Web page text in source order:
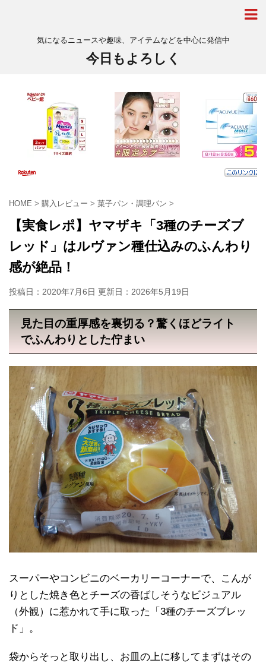
気になるニュースや趣味、アイテムなどを中心に発信中
今日もよろしく
HOME > 購入レビュー > 菓子パン・調理パン >
【実食レポ】ヤマザキ「3種のチーズブ
レッド」はルヴァン種仕込みのふんわり
感が絶品！
投稿日：2020年7月6日 更新日： 2026年5月19日
見た目の重厚感を裏切る？驚くほどライト
でふんわりとした佇まい
スーパーやコンビニのベーカリーコーナーで、こんが
りとした焼き色とチーズの香ばしそうなビジュアル
（外観）に惹かれて手に取った「3種のチーズブレッ
ド」。
袋からそっと取り出し、お皿の上に移してまずはその